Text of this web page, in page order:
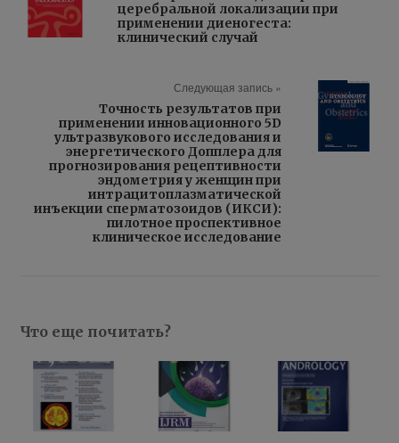
церебральной локализации при
применении диеногеста:
клинический случай
Следующая запись »
Точность результатов при
применении инновационного 5D
ультразвукового исследования и
энергетического Допплера для
прогнозирования рецептивности
эндометрия у женщин при
интрацитоплазматической
инъекции сперматозоидов (ИКСИ):
пилотное проспективное
клиническое исследование
Что еще почитать?